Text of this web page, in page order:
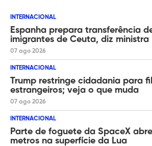
INTERNACIONAL
Espanha prepara transferência
imigrantes de Ceuta, diz ministra
07 ago 2026
INTERNACIONAL
Trump restringe cidadania para
estrangeiros; veja o que muda
07 ago 2026
INTERNACIONAL
Parte de foguete da SpaceX
metros na superfície da Lua